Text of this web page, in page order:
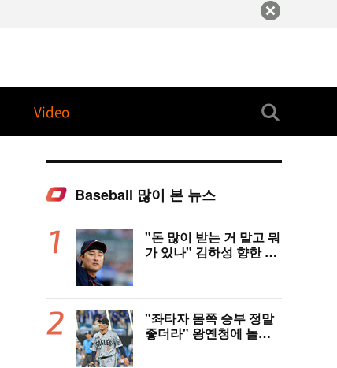
Video
Baseball 많이 본 뉴스
"돈 많이 받는 거 말고 뭐
가 있나" 김하성 향한 현
판
"좌타자 몸쪽 승부 정말
좋더라" 왕옌청에 놀란